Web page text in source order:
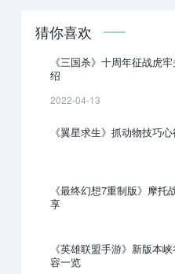
猜你喜欢
《三国杀》十周年征战虎
绍
2022-04-13
《翼星求生》抓动物技巧
《最终幻想7重制版》摩托
享
《英雄联盟手游》新版本
容一览